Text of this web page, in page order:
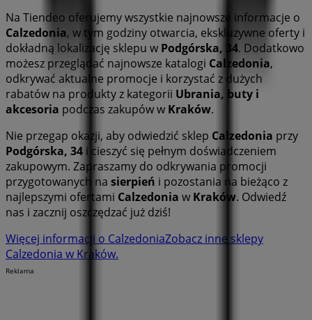
Na Tiendeo oferujemy wszystkie najnowsze informacje o
Calzedonia, w tym godziny otwarcia, ekskluzywne oferty i
dokładną lokalizację sklepu w Podgórska, 34. Dodatkowo
możesz przeglądać najnowsze katalogi Calzedonia,
odkrywać aktualne promocje i korzystać z dużych
rabatów na produkty z kategorii Ubrania, buty i
akcesoria podczas zakupów w Kraków.
Nie przegap okazji, aby odwiedzić sklep Calzedonia przy
Podgórska, 34 i cieszyć się pełnym doświadczeniem
zakupowym. Zapraszamy do odkrywania promocji
przygotowanych na sierpień i pozostania na bieżąco z
najlepszymi ofertami Calzedonia w Kraków. Odwiedź
nas i zacznij oszczędzać już dziś!
Więcej informacji o CalzedoniaZobacz inne sklepy
Calzedonia w Kraków.
Reklama